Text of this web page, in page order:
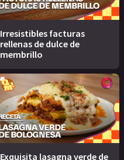
Irresistibles facturas
rellenas de dulce de
membrillo
Exquisita lasagna verde de